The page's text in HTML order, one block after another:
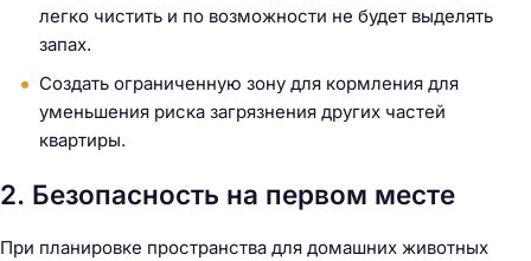
легко чистить и по возможности не будет выделять
запах.
Создать ограниченную зону для кормления для
уменьшения риска загрязнения других частей
квартиры.
2. Безопасность на первом месте
При планировке пространства для домашних животных